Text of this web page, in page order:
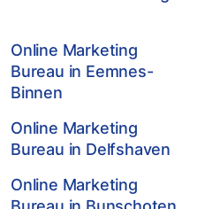
Online Marketing
Bureau in Eemnes-
Binnen
Online Marketing
Bureau in Delfshaven
Online Marketing